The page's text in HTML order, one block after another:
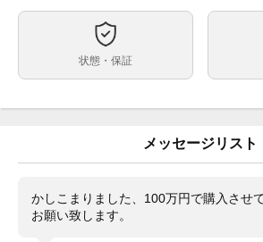
約40mm
ケース素材
状態
・ランダム番シリアル・鏡面
環境や計測環境によって変動
ください。）
状態・保証
メッセージリスト
かしこまりました、100万円で購入させ
お願い致します。